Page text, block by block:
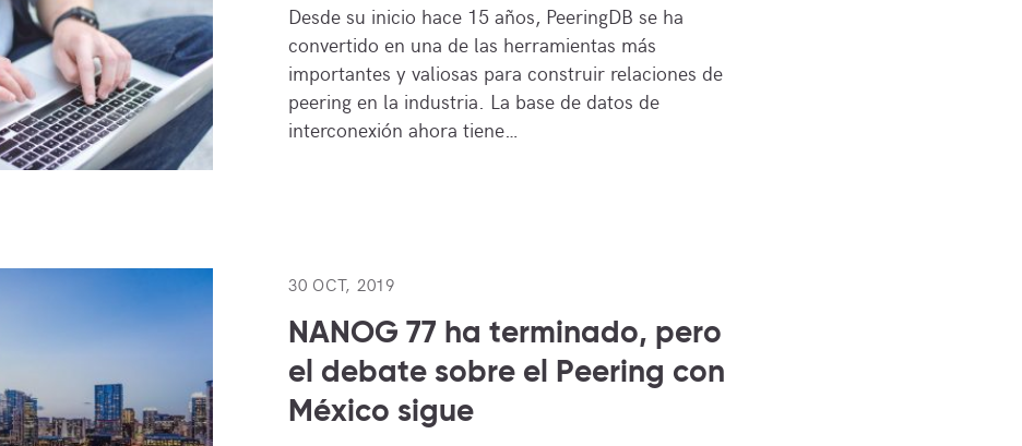
Desde su inicio hace 15 años, PeeringDB se ha
convertido en una de las herramientas más
importantes y valiosas para construir relaciones de
peering en la industria. La base de datos de
interconexión ahora tiene…
30 OCT, 2019
NANOG 77 ha terminado, pero
el debate sobre el Peering con
México sigue